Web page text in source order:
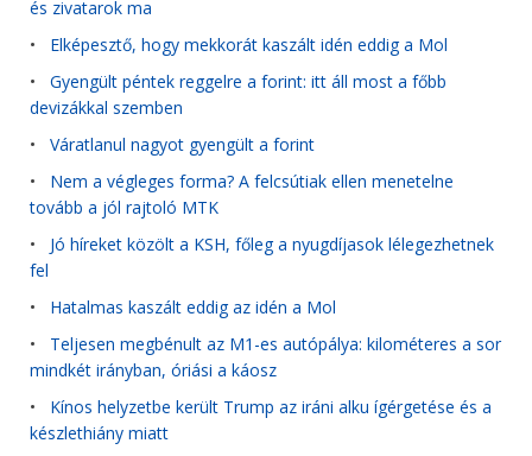
és zivatarok ma
• Elképesztő, hogy mekkorát kaszált idén eddig a Mol
• Gyengült péntek reggelre a forint: itt áll most a főbb
devizákkal szemben
• Váratlanul nagyot gyengült a forint
• Nem a végleges forma? A felcsútiak ellen menetelne
tovább a jól rajtoló MTK
• Jó híreket közölt a KSH, főleg a nyugdíjasok lélegezhetnek
fel
• Hatalmas kaszált eddig az idén a Mol
• Teljesen megbénult az M1-es autópálya: kilométeres a sor
mindkét irányban, óriási a káosz
• Kínos helyzetbe került Trump az iráni alku ígérgetése és a
készlethiány miatt